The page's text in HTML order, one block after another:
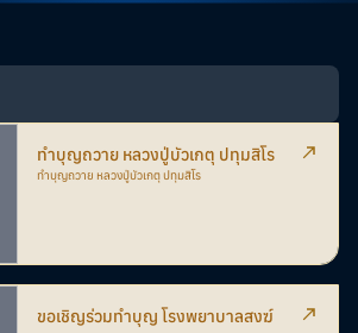
ทำบุญถวาย หลวงปู่บัวเกตุ ปทุมสิโร
ทำบุญถวาย หลวงปู่บัวเกตุ ปทุมสิโร
ขอเชิญร่วมทำบุญ โรงพยาบาลสงฆ์